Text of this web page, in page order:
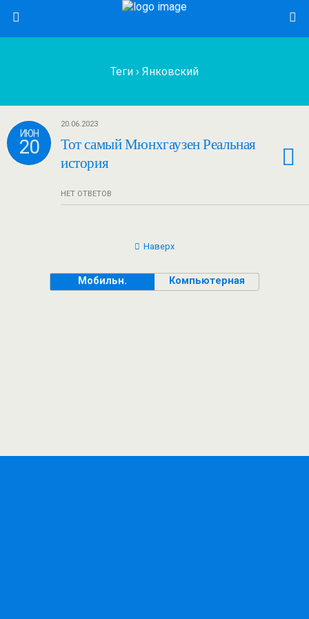
Теги › Янковский
ИЮН
20
20.06.2023
Тот самый Мюнхгаузен Реальная
история
НЕТ ОТВЕТОВ
Наверх
Мобильн. Компьютерная